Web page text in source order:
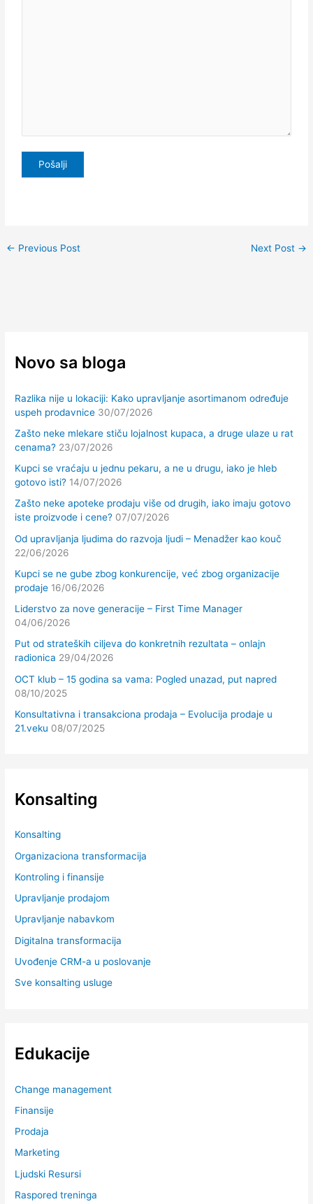
← Previous Post Next Post →
Novo sa bloga
Razlika nije u lokaciji: Kako upravljanje asortimanom određuje
uspeh prodavnice 30/07/2026
Zašto neke mlekare stiču lojalnost kupaca, a druge ulaze u rat
cenama? 23/07/2026
Kupci se vraćaju u jednu pekaru, a ne u drugu, iako je hleb
gotovo isti? 14/07/2026
Zašto neke apoteke prodaju više od drugih, iako imaju gotovo
iste proizvode i cene? 07/07/2026
Od upravljanja ljudima do razvoja ljudi – Menadžer kao kouč
22/06/2026
Kupci se ne gube zbog konkurencije, već zbog organizacije
prodaje 16/06/2026
Liderstvo za nove generacije – First Time Manager
04/06/2026
Put od strateških ciljeva do konkretnih rezultata – onlajn
radionica 29/04/2026
OCT klub – 15 godina sa vama: Pogled unazad, put napred
08/10/2025
Konsultativna i transakciona prodaja – Evolucija prodaje u
21.veku 08/07/2025
Konsalting
Konsalting
Organizaciona transformacija
Kontroling i finansije
Upravljanje prodajom
Upravljanje nabavkom
Digitalna transformacija
Uvođenje CRM-a u poslovanje
Sve konsalting usluge
Edukacije
Change management
Finansije
Prodaja
Marketing
Ljudski Resursi
Raspored treninga